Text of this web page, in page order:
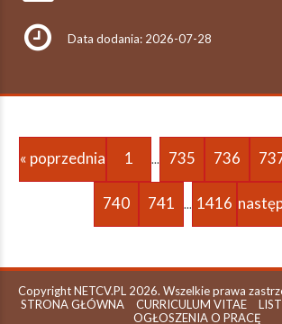
Data dodania: 2026-07-28
« poprzednia 1 ... 735 736
740 741 ... 1416
Copyright NETCV.PL 2026. Wszelkie prawa
STRONA GŁÓWNA
CURRICULUM VITAE
OGŁOSZENIA O PRACĘ